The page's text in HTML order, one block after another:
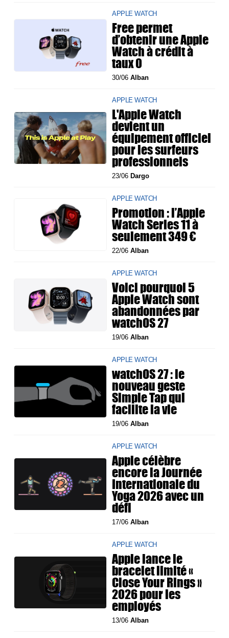
APPLE WATCH
Free permet
d’obtenir une Apple
Watch à crédit à
taux 0
30/06Alban
APPLE WATCH
L'Apple Watch
devient un
équipement officiel
pour les surfeurs
professionnels
23/06Dargo
APPLE WATCH
Promotion : l’Apple
Watch Series 11 à
seulement 349 €
22/06Alban
APPLE WATCH
Voici pourquoi 5
Apple Watch sont
abandonnées par
watchOS 27
19/06Alban
APPLE WATCH
watchOS 27 : le
nouveau geste
Simple Tap qui
facilite la vie
19/06Alban
APPLE WATCH
Apple célèbre
encore la Journée
Internationale du
Yoga 2026 avec un
défi
17/06Alban
APPLE WATCH
Apple lance le
bracelet limité «
Close Your Rings »
2026 pour les
employés
13/06Alban